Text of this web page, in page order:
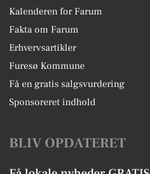
Kalenderen for Farum
Fakta om Farum
Erhvervsartikler
Furesø Kommune
Få en gratis salgsvurdering
Sponsoreret indhold
BLIV OPDATERET